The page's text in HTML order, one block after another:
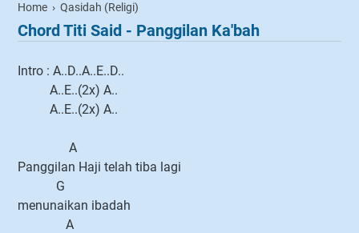
Home › Qasidah (Religi)
Chord Titi Said - Panggilan Ka'bah
Intro : A..D..A..E..D..
A..E..(2x) A..
A..E..(2x) A..
A
Panggilan Haji telah tiba lagi
G
menunaikan ibadah
A